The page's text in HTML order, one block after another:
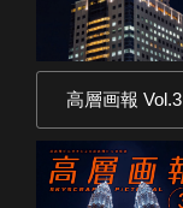
高層画報 Vol.3